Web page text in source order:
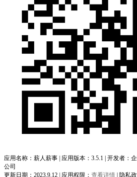
应用名称：薪人薪事 | 应用版本：3.5.1 | 开发者：
公司
更新日期：2023.9.12 | 应用权限： 查看详情 | 隐私